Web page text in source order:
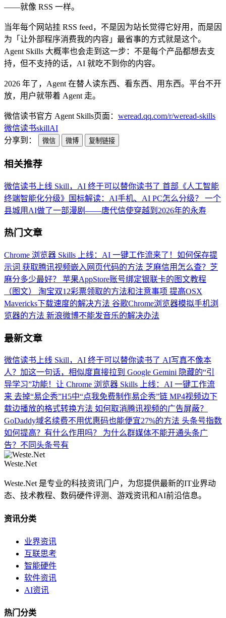
——就像 RSS 一样。
当年每个网站挂 RSS feed，不是因为站长觉得它好用，而是因
为「让外部程序消费我的内容」最省事的方式就是这个。
Agent Skills 大概率也会走到这一步：不是每个产品都想去支
持，但不支持的话，AI 就吃不到你的内容。
2026 年了，Agent 在替人读东西、看东西、用东西。平台不开
放，用户就带着 Agent 走。
微信读书官方 Agent Skills页面： weread.qq.com/r/weread-skills
微信读书skillAI
分享到：
微信 微博 复制链接
相关推荐
微信读书上线 Skill，AI 终于可以替你读书了 首部《人工智能
终端智能化分级》国标解读：AI手机、AI PC怎么分级？
一个
县城用AI做了一部漫剧——唐代信使穿越到2026年的永寿
热门文章
Chrome 浏览器 Skills 上线：AI 一键工作流来了！如何保存提
示词 获取腾讯视频嵌入网页代码的方法 芝麻信用怎么查？芝
麻分多少最好？
苹果AppStore账号绑定银联卡的图文教程
（图文）
淘宝双12彩票领取的方法和注意事项 提高OSX
Mavericks下载速度的解决方法 谷歌Chrome浏览器模拟手机浏
览器的方法 新浪微博不能发音乐的解决办法
最新文章
微信读书上线 Skill，AI 终于可以替你读书了 AI写真不像本
人？加这一句话，相似度直接拉到 Google Gemini 隐藏的“引
导学习”功能！让 Chrome 浏览器 Skills 上线：AI 一键工作流
来 去掉“易企秀”H5中“点我免费制作易企秀”链 MP4视频边下
载边播放的格式转换方法 如何取消腾讯视频的广告屏蔽？
GoDaddy域名续费不用优惠码也能便宜27%的方法 头条号指数
如何提高？有什么作用吗？
为什么群媒体不能开通头条广
告？不同头条号有
Weste.Net
Weste.Net 是专业的科技资讯门户，为您提供最新的IT业界动
态、技术教程、数码硬件评测、游戏资讯和AI前沿信息。
资讯分类
业界资讯
互联思考
智能硬件
软件资讯
AI资讯
热门分类